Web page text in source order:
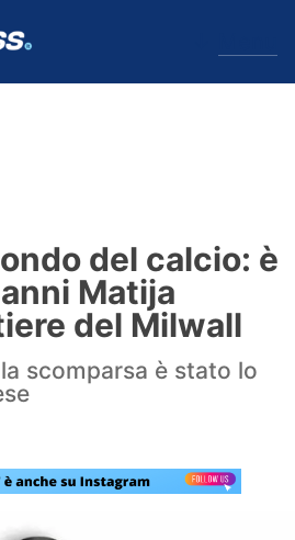
del calcio: è
Matija
del Milwall
scomparsa è stato lo